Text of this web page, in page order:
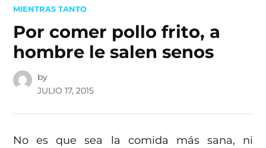
POSTED
MIENTRAS TANTO
Por comer pollo frito, a
hombre le salen senos
by
JULIO 17, 2015
No es que sea la comida más sana, ni